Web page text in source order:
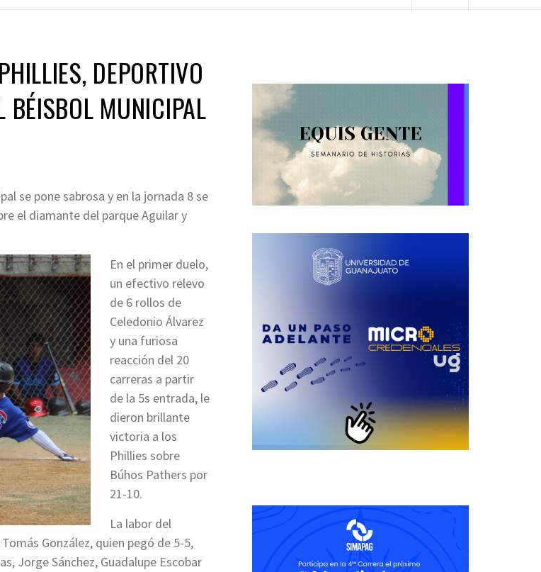
DEPORTIVO
BÉISBOL MUNICIPAL
se pone sabrosa y en la jornada 8 se
el diamante del parque Aguilar y
En el primer duelo,
un efectivo relevo
de 6 rollos de
Celedonio Álvarez
y una furiosa
reacción del 20
carreras a partir
de la 5s entrada, le
dieron brillante
victoria a los
Phillies sobre
Búhos Pathers por
21-10.
La labor del
González, quien pegó de 5-5,
Jorge Sánchez, Guadalupe Escobar